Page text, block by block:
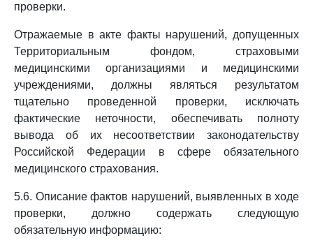
проверки.
Отражаемые в акте факты нарушений, допущенных
Территориальным фондом, страховыми
медицинскими организациями и медицинскими
учреждениями, должны являться результатом
тщательно проведенной проверки, исключать
фактические неточности, обеспечивать полноту
вывода об их несоответствии законодательству
Российской Федерации в сфере обязательного
медицинского страхования.
5.6. Описание фактов нарушений, выявленных в ходе
проверки, должно содержать следующую
обязательную информацию: